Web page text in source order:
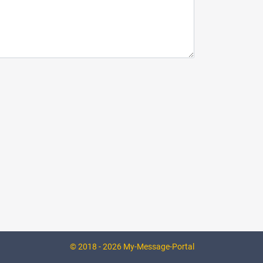
© 2018 - 2026 My-Message-Portal